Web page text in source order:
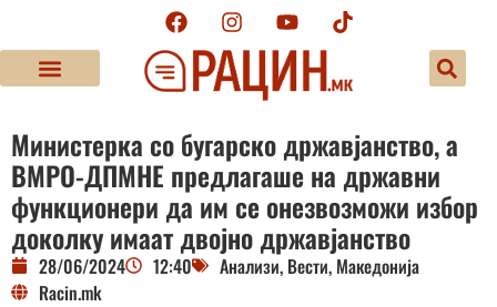
Министерка со бугарско државјанство, а
ВМРО-ДПМНЕ предлагаше на државни
функционери да им се онезвозможи избор
доколку имаат двојно државјанство
28/06/2024 12:40 Анализи, Вести, Македонија
Racin.mk